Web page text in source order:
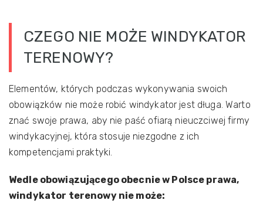
CZEGO NIE MOŻE WINDYKATOR
TERENOWY?
Elementów, których podczas wykonywania swoich
obowiązków nie może robić windykator jest długa. Warto
znać swoje prawa, aby nie paść ofiarą nieuczciwej firmy
windykacyjnej, która stosuje niezgodne z ich
kompetencjami praktyki.
Wedle obowiązującego obecnie w Polsce prawa,
windykator terenowy nie może: